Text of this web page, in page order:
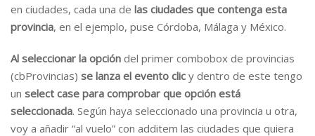
en ciudades, cada una de las ciudades que contenga esta
provincia, en el ejemplo, puse Córdoba, Málaga y México.
Al seleccionar la opción del primer combobox de provincias
(cbProvincias) se lanza el evento clic y dentro de este tengo
un select case para comprobar que opción está
seleccionada. Según haya seleccionado una provincia u otra,
voy a añadir “al vuelo” con additem las ciudades que quiera